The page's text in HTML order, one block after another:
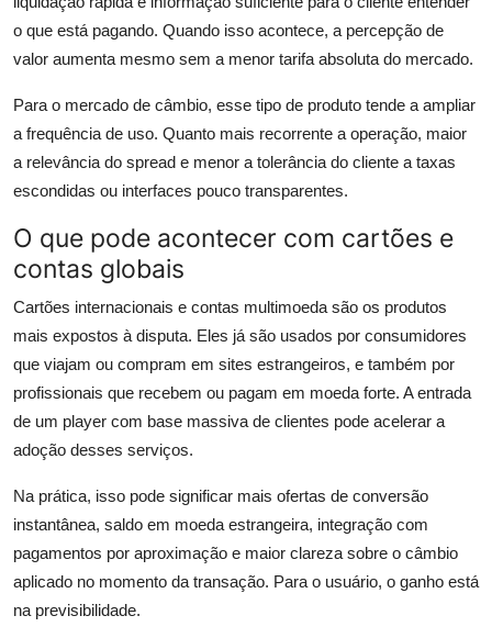
o que está pagando. Quando isso acontece, a percepção de
valor aumenta mesmo sem a menor tarifa absoluta do mercado.
Para o mercado de câmbio, esse tipo de produto tende a ampliar
a frequência de uso. Quanto mais recorrente a operação, maior
a relevância do spread e menor a tolerância do cliente a taxas
escondidas ou interfaces pouco transparentes.
O que pode acontecer com cartões e
contas globais
Cartões internacionais e contas multimoeda são os produtos
mais expostos à disputa. Eles já são usados por consumidores
que viajam ou compram em sites estrangeiros, e também por
profissionais que recebem ou pagam em moeda forte. A entrada
de um player com base massiva de clientes pode acelerar a
adoção desses serviços.
Na prática, isso pode significar mais ofertas de conversão
instantânea, saldo em moeda estrangeira, integração com
pagamentos por aproximação e maior clareza sobre o câmbio
aplicado no momento da transação. Para o usuário, o ganho está
na previsibilidade.